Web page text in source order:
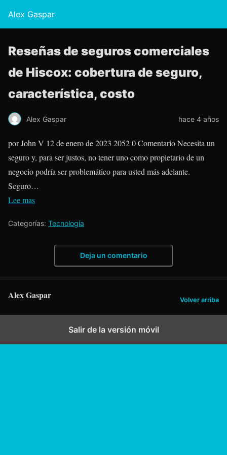
Alex Gaspar
Reseñas de seguros comerciales
de Hiscox: cobertura de seguro,
característica, costo
Alex Gaspar hace 4 años
por John V 12 de enero de 2023 2052 0 Comentario Necesita un
seguro y, para ser justos, no tener uno como propietario de un
negocio podría ser problemático para usted más adelante.
Seguro…
Lee mas
Categorías: Tecnología
Deja un comentario
Alex Gaspar Volver arriba
Salir de la versión móvil